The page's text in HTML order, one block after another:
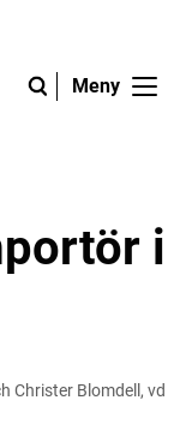
Meny
i
Christer Blomdell, vd